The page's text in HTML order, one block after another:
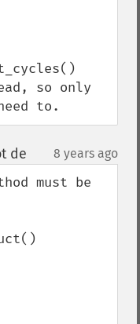
so only
to.
de 8 years ago
must be